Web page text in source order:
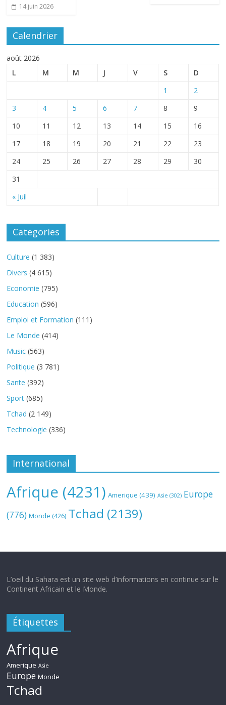
14 juin 2026
Calendrier
août 2026
L
M M J V S D
« Juil
1
2
3
4 5 6 7 8
9
10
11 12 13 14 15
16
17
18 19 20 21 22
23
24
25 26 27 28 29
30
31
Categories
Culture (1 383)
Divers (4 615)
Economie (795)
Education (596)
Emploi et Formation (111)
Le Monde (414)
Music (563)
Politique (3 781)
Sante (392)
Sport (685)
Tchad (2 149)
Technologie (336)
International
Afrique (4231) Amerique (439) Asie (302) Europe
(776) Monde (426) Tchad (2139)
L’oeil du Sahara est un site web d’informations en continue sur le
Continent Africain et le Monde.
Étiquettes
Afrique
Amerique Asie
Europe Monde
Tchad